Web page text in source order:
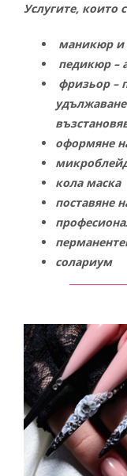
МАГАЗИН
Пигменти
Златните
Инструменти
Пили
Фрези
НОВИНИ
КОНТАКТИ
Услугите, които
маникюр и
педикюр –
фризьор –
оформяне
кола маска
поставяне
солариум